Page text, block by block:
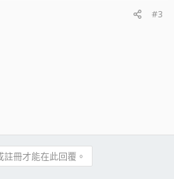
#3
冊才能在此回覆。